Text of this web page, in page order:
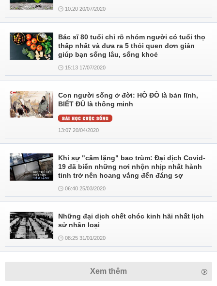
10:20 20/07/2020
Bác sĩ 80 tuổi chỉ rõ nhóm người có tuổi thọ
thấp nhất và đưa ra 5 thói quen đơn giản
giúp bạn sống lâu, sống khoẻ
15:13 17/07/2020
Con người sống ở đời: HỒ ĐỒ là bản lĩnh,
BIẾT ĐỦ là thông minh
13:07 20/04/2020
Khi sự "câm lặng" bao trùm: Đại dịch Covid-
19 đã biến những nơi nhộn nhịp nhất hành
tinh trở nên hoang vắng đến đáng sợ
06:40 25/03/2020
Những đại dịch chết chóc kinh hãi nhất lịch
sử nhân loại
08:25 31/01/2020
Xem thêm